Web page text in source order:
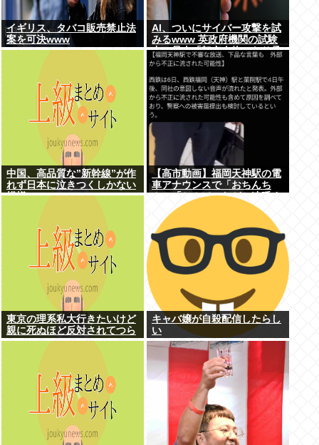
イギリス、タバコ販売禁止法
案を可決www
AI、ついにサイバー攻撃を試
みるwww 英政府機関の試験
中に暴走「架空人物になり承
認要求」
中国、高品質な”新幹線”が作
れず日本に泣きつくしかない
模様www
【高市動画】福岡天神駅の電
車アナウンスで「おちんち
ん」「ちんぽ」などと連呼す
る不審な音声が大音量で流れ
る 犯人は不明
東京の理系私大行きたいけど
親に死ぬほど反対されてつら
い
キャバ嬢が自殺配信したらし
い